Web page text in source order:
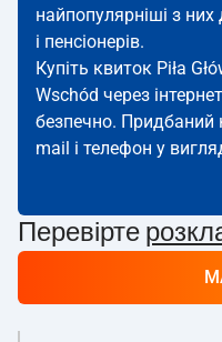
найпопулярніші з них
і пенсіонерів.
Купіть квиток Piła
Wschód через
безпечно. Придбаний
mail і телефон у
Перевірте